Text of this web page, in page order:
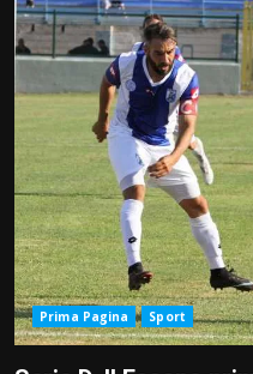
Prima Pagina Sport